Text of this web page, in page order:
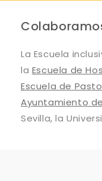
La Escuela
la Escuela de
Escuela de
Ayuntamiento
Sevilla, la